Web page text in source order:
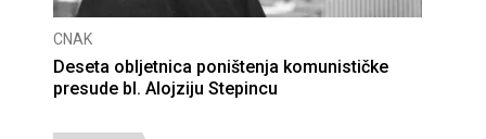
CNAK
Deseta obljetnica poništenja komunističke
presude bl. Alojziju Stepincu